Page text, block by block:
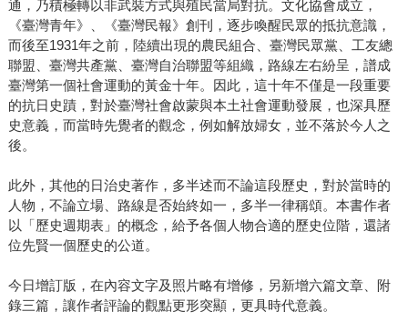
通，乃積極轉以非武裝方式與殖民當局對抗。文化協會成立，
《臺灣青年》、《臺灣民報》創刊，逐步喚醒民眾的抵抗意識，
而後至1931年之前，陸續出現的農民組合、臺灣民眾黨、工友總
聯盟、臺灣共產黨、臺灣自治聯盟等組織，路線左右紛呈，譜成
臺灣第一個社會運動的黃金十年。因此，這十年不僅是一段重要
的抗日史蹟，對於臺灣社會啟蒙與本土社會運動發展，也深具歷
史意義，而當時先覺者的觀念，例如解放婦女，並不落於今人之
後。
此外，其他的日治史著作，多半述而不論這段歷史，對於當時的
人物，不論立場、路線是否始終如一，多半一律稱頌。本書作者
以「歷史週期表」的概念，給予各個人物合適的歷史位階，還諸
位先賢一個歷史的公道。
今日增訂版，在內容文字及照片略有增修，另新增六篇文章、附
錄三篇，讓作者評論的觀點更形突顯，更具時代意義。